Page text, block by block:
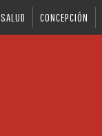
SALUD CONCEPCIÓN